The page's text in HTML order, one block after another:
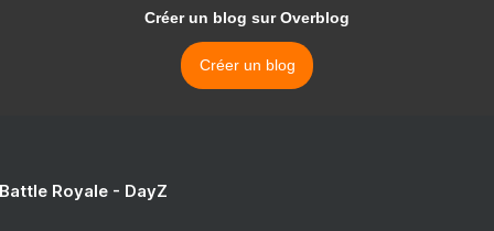
Créer un blog sur Overblog
Créer un blog
Royale - DayZ